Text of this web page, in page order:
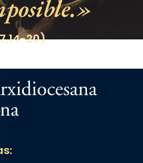
20)
Cristiana